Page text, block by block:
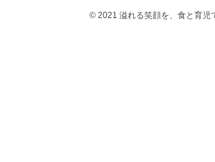
© 2021 溢れる笑顔を、食と育児